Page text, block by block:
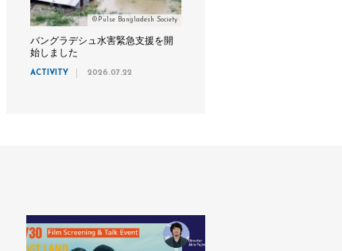
©Pulse Bangladesh Society
バングラデシュ水害緊急支援を開
始しました
ACTIVITY 2026.07.22